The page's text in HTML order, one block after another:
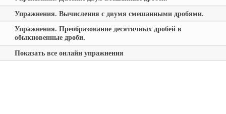
Упражнения. Вычисления с двумя смешанными дробями.
Упражнения. Преобразование десятичных дробей в
обыкновенные дроби.
Показать все онлайн упражнения